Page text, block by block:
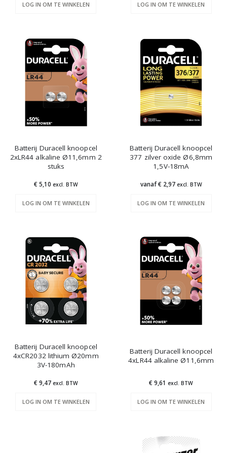
LOG IN OM TE WINKELEN LOG IN OM TE WINKELEN
Batterij Duracell knoopcel
2xLR44 alkaline Ø11,6mm 2
stuks
€ 5,10 excl. BTW
LOG IN OM TE WINKELEN
Batterij Duracell knoopcel
377 zilver oxide Ø6,8mm
1,5V-18mA
vanaf € 2,97 excl. BTW
LOG IN OM TE WINKELEN
Batterij Duracell knoopcel
4xCR2032 lithium Ø20mm
3V-180mAh
€ 9,47 excl. BTW
LOG IN OM TE WINKELEN
Batterij Duracell knoopcel
4xLR44 alkaline Ø11,6mm
€ 9,61excl. BTW
LOG IN OM TE WINKELEN